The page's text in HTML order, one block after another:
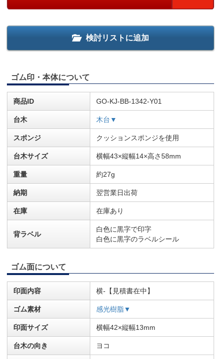
検討リストに追加
ゴム印・本体について
商品ID GO-KJ-BB-1342-Y01
台木 木台▼
スポンジ クッションスポンジを使用
台木サイズ 横幅43×縦幅14×高さ58mm
重量 約27g
納期 翌営業日出荷
在庫 在庫あり
背ラベル
白色に黒字で印字
白色に黒字のラベルシール
ゴム面について
印面内容 横-【見積書在中】
ゴム素材 感光樹脂▼
印面サイズ 横幅42×縦幅13mm
台木の向き ヨコ